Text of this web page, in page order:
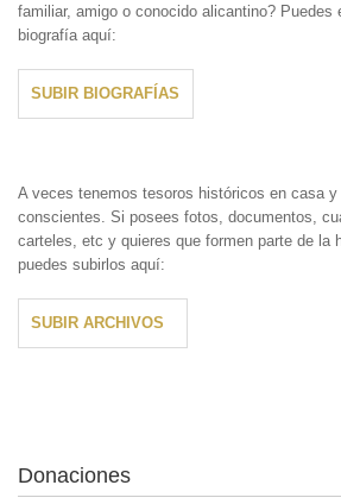
familiar, amigo o conocido alicantino? Puedes
biografía aquí:
SUBIR BIOGRAFÍAS
A veces tenemos tesoros históricos en casa
conscientes. Si posees fotos, documentos,
carteles, etc y quieres que formen parte de la
puedes subirlos aquí:
SUBIR ARCHIVOS
Donaciones